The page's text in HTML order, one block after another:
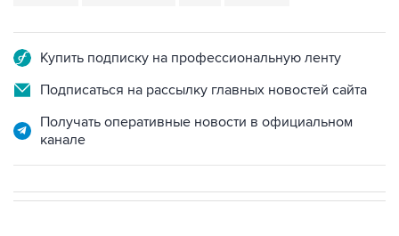
Купить подписку на профессиональную ленту
Подписаться на рассылку главных новостей сайта
Получать оперативные новости в официальном
канале